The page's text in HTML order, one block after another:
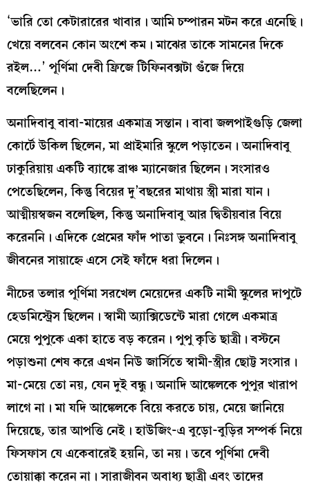
‘ভারি তো কেটারারের খাবার। আমি চম্পারন মটন করে এনেছি।
খেয়ে বলবেন কোন অংশে কম। মাঝের তাকে সামনের দিকে
রইল…’ পূর্ণিমা দেবী ফ্রিজে টিফিনবক্সটা গুঁজে দিয়ে
বলেছিলেন।
অনাদিবাবু বাবা-মায়ের একমাত্র সন্তান। বাবা জলপাইগুড়ি জেলা
কোর্টে উকিল ছিলেন, মা প্রাইমারি স্কুলে পড়াতেন। অনাদিবাবু
ঢাকুরিয়ায় একটি ব্যাঙ্কে ব্রাঞ্চ ম্যানেজার ছিলেন। সংসারও
পেতেছিলেন, কিন্তু বিয়ের দু’বছরের মাথায় স্ত্রী মারা যান।
আত্মীয়স্বজন বলেছিল, কিন্তু অনাদিবাবু আর দ্বিতীয়বার বিয়ে
করেননি। এদিকে প্রেমের ফাঁদ পাতা ভুবনে। নিঃসঙ্গ অনাদিবাবু
জীবনের সায়াহ্নে এসে সেই ফাঁদে ধরা দিলেন।
নীচের তলার পূর্ণিমা সরখেল মেয়েদের একটি নামী স্কুলের দাপুটে
হেডমিস্ট্রেস ছিলেন। স্বামী অ্যাক্সিডেন্টে মারা গেলে একমাত্র
মেয়ে পুপুকে একা হাতে বড় করেন। পুপু কৃতি ছাত্রী। বস্টনে
পড়াশুনা শেষ করে এখন নিউ জার্সিতে স্বামী-স্ত্রীর ছোট্ট সংসার।
মা-মেয়ে তো নয়, যেন দুই বন্ধু। অনাদি আঙ্কেলকে পুপুর খারাপ
লাগে না। মা যদি আঙ্কেলকে বিয়ে করতে চায়, মেয়ে জানিয়ে
দিয়েছে, তার আপত্তি নেই। হাউজিং-এ বুড়ো-বুড়ির সম্পর্ক নিয়ে
ফিসফাস যে একেবারেই হয়নি, তা নয়। তবে পূর্ণিমা দেবী
তোয়াক্কা করেন না। সারাজীবন অবাধ্য ছাত্রী এবং তাদের